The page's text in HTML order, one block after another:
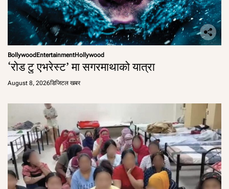
BollywoodEntertainmentHollywood
‘रोड टु एभरेस्ट’ मा सगरमाथाको यात्रा
August 8, 2026डिजिटल खबर